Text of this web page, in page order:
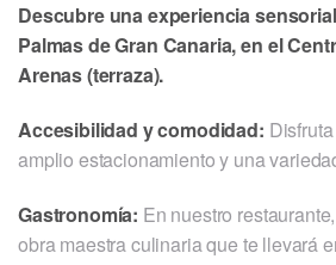
Descubre una experiencia
Palmas de Gran Canaria, en el
Arenas (terraza).
Accesibilidad y comodidad:
amplio estacionamiento y una
Gastronomía: En nuestro
obra maestra culinaria que te llevará